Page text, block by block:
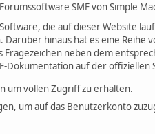
SMF von Simple
die auf dieser Website
hinaus hat es eine
neben dem
auf der offiziellen
um vollen Zugriff zu erhalten.
um auf das Benutzerkonto